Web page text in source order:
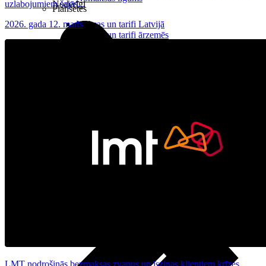
Noderīgi
Maksas un tarifi Latvijā
Maksas un tarifi ārzemēs
Planšetes
uzlabojumiem šajās...
2026. gada 12. marts
LMT nodrošinās bezmaksas zvanus un īsziņas klientiem krīzes